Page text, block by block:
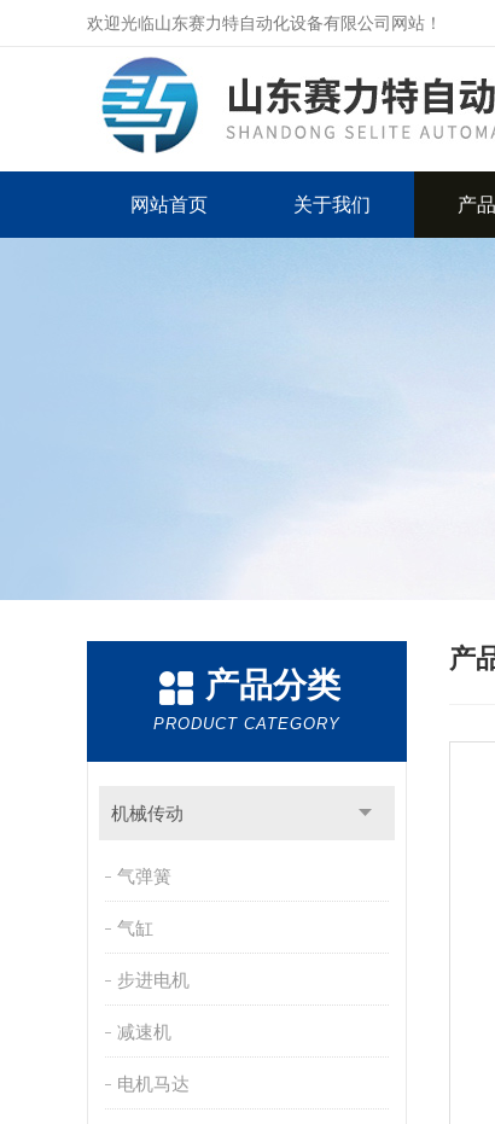
欢迎光临山东赛力特自动化设备有限公司网站！
网站首页 关于我们 产
产品分类
PRODUCT CATEGORY
机械传动
气弹簧
气缸
步进电机
减速机
电机马达
产